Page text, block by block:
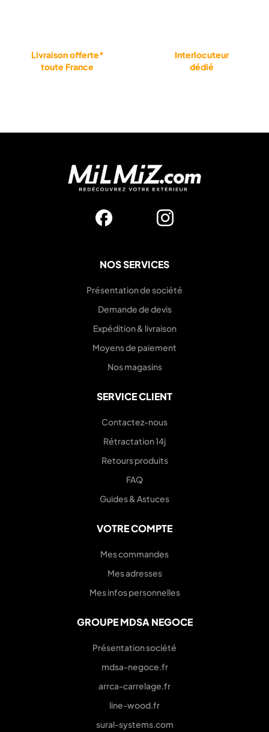
Livraison offerte*
toute France
Interlocuteur
dédié
NOS SERVICES
Présentation de société
Demande de devis
Expédition & livraison
Moyens de paiement
Nos magasins
SERVICE CLIENT
Contactez-nous
Rétractation 14j
Retours produits
FAQ
Guides & Astuces
VOTRE COMPTE
Mes commandes
Mes adresses
Mes infos personnelles
GROUPE MDSA NEGOCE
Présentation société
mdsa-negoce.fr
arrca-carrelage.fr
line-wood.fr
sural-systems.com